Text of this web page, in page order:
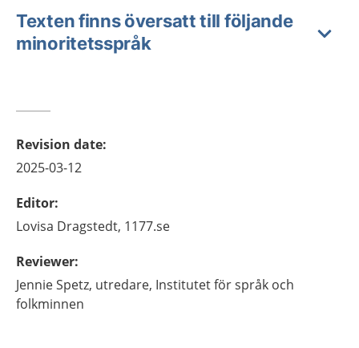
Texten finns översatt till följande
minoritetsspråk
Revision date:
2025-03-12
Editor:
Lovisa Dragstedt, 1177.se
Reviewer:
JennieSpetz, utredare, Institutet för språk och
folkminnen